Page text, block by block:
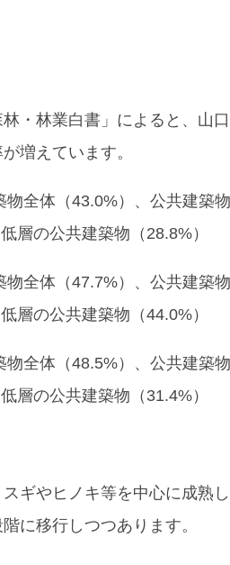
・林業白書」によると、山
増えています。
物全体（43.0%）、公共建築
層の公共建築物（28.8%）
物全体（47.7%）、公共建築
層の公共建築物（44.0%）
物全体（48.5%）、公共建築
層の公共建築物（31.4%）
ギやヒノキ等を中心に成熟
に移行しつつあります。